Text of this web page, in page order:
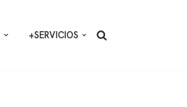
+SERVICIOS